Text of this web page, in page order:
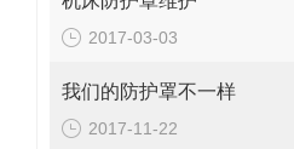
2017-03-03
我们的防护罩不一样
2017-11-22